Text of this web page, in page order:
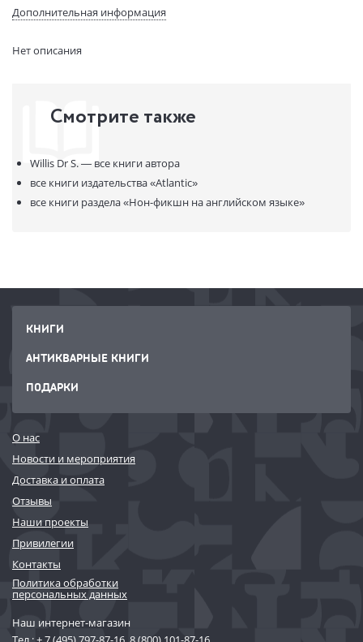
Вес:
260 гр.
В продаже с:
15.07.2020
Дополнительная информация
Нет описания
Смотрите также
Willis Dr S. — все книги автора
все книги издательства«Atlantic»
все книги раздела«Нон-фикшн на английском языке»
КНИГИ
АНТИКВАРНЫЕ КНИГИ
ПОДАРКИ
О нас
Новости и мероприятия
Доставка и оплата
Отзывы
Наши проекты
Привилегии
Контакты
Политика обработки
персональных данных
Наш интернет-магазин